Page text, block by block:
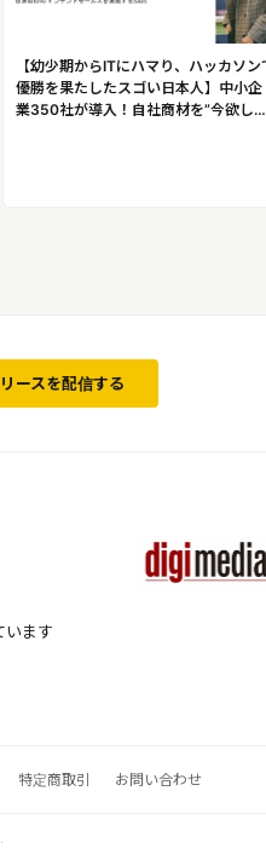
【幼少期からITにハマり、ハッカソン
優勝を果たしたスゴい日本人】中小企
業350社が導入！自社商材を”今欲しい
ースを配信する
います
特定商取引 お問い合わせ